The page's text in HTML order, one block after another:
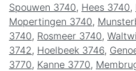
Spouwen 3740, Hees 3740,
Mopertingen 3740,
3740, Rosmeer 3740,
3742 , Hoelbeek 3746,
3770, Kanne 3770,